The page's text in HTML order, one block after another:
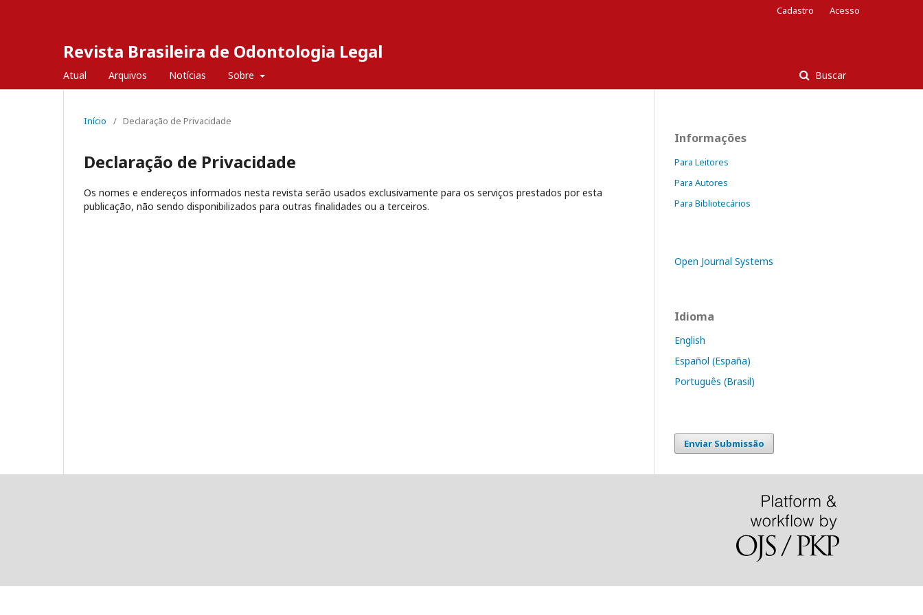
Revista Brasileira de Odontologia Legal
Atual Arquivos Notícias Sobre Buscar
Cadastro Acesso
Início / Declaração de Privacidade
Declaração de Privacidade
Os nomes e endereços informados nesta revista serão usados exclusivamente para os serviços prestados por esta
publicação, não sendo disponibilizados para outras finalidades ou a terceiros.
Informações
Para Leitores
Para Autores
Para Bibliotecários
Open Journal Systems
Idioma
English
Español (España)
Português (Brasil)
Enviar Submissão